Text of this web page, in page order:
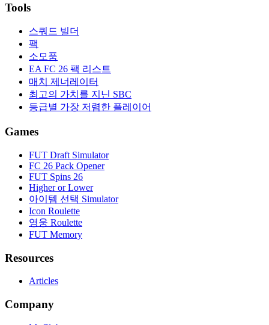
Tools
스쿼드 빌더
팩
소모품
EA FC 26 팩 리스트
매치 제너레이터
최고의 가치를 지닌 SBC
등급별 가장 저렴한 플레이어
Games
FUT Draft Simulator
FC 26 Pack Opener
FUT Spins 26
Higher or Lower
아이템 선택 Simulator
Icon Roulette
영웅 Roulette
FUT Memory
Resources
Articles
Company